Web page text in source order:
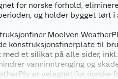
for norske forhold,
og holder bygget tørt
Moelven
konstruksjonsfinerplate til
et silikat på alle sider,
vanninntrenging og
er velegnet for norske